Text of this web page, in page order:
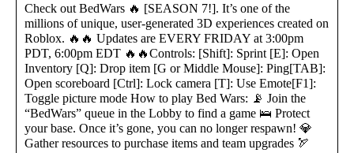
Check out BedWars 🔥 [SEASON 7!]. It’s one of the
millions of unique, user-generated 3D experiences created on
Roblox. 🔥🔥 Updates are EVERY FRIDAY at 3:00pm
PDT, 6:00pm EDT 🔥🔥Controls: [Shift]: Sprint [E]: Open
Inventory [Q]: Drop item [G or Middle Mouse]: Ping[TAB]:
Open scoreboard [Ctrl]: Lock camera [T]: Use Emote[F1]:
Toggle picture mode How to play Bed Wars: 📡 Join the
“BedWars” queue in the Lobby to find a game 🛌 Protect
your base. Once it’s gone, you can no longer respawn! 💎
Gather resources to purchase items and team upgrades 🏹